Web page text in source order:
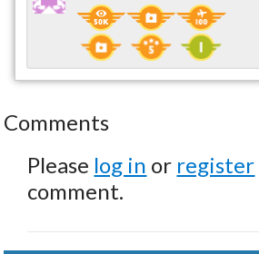
Comments
Please log in or register
comment.